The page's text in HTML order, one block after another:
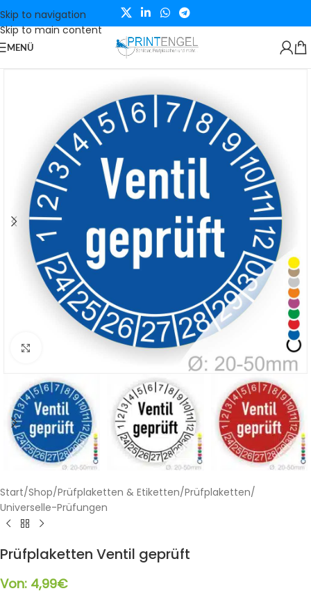
Skip to navigation
Skip to main content
MENÜ
Klicken zum Vergrößern
Start/Shop/Prüfplaketten & Etiketten/Prüfplaketten/
Universelle-Prüfungen
Prüfplaketten Ventil geprüft
Von: 4,99€